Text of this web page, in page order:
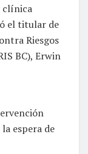
clínica
el titular de
Riesgos
BC), Erwin
espera de